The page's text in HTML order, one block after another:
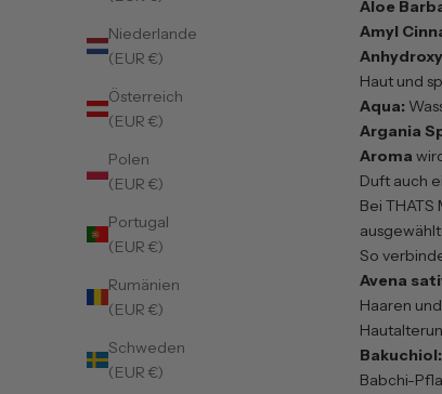
Niederlande
(EUR €)
Österreich
(EUR €)
Polen
(EUR €)
Portugal
(EUR €)
Rumänien
(EUR €)
Schweden
(EUR €)
Aloe
Amyl
Haut und
Aqua:
Argania
Aroma
Duft auch
Bei
So
Avena
Haaren
Bakuchiol:
Babchi-